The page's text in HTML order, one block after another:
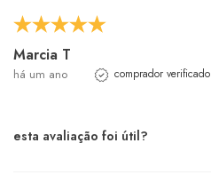
Marcia T
há um ano comprador verificado
esta avaliação foi útil?